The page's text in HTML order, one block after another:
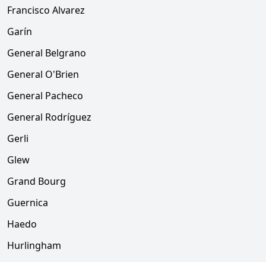
Francisco Alvarez
Garín
General Belgrano
General O'Brien
General Pacheco
General Rodríguez
Gerli
Glew
Grand Bourg
Guernica
Haedo
Hurlingham